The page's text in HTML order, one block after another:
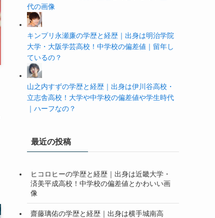
代の画像
キンプリ永瀬廉の学歴と経歴｜出身は明治学院
大学・大阪学芸高校！中学校の偏差値｜留年し
ているの？
山之内すずの学歴と経歴｜出身は伊川谷高校・
立志舎高校！大学や中学校の偏差値や学生時代
｜ハーフなの？
最近の投稿
ヒコロヒーの学歴と経歴｜出身は近畿大学・
済美平成高校！中学校の偏差値とかわいい画
像
齋藤璃佑の学歴と経歴｜出身は横手城南高